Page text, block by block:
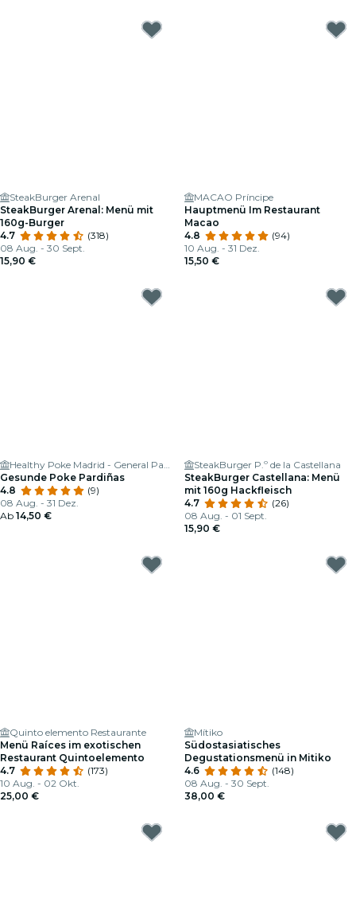
SteakBurger Arenal
SteakBurger Arenal: Menü mit
160g-Burger
4.7
(318)
08 Aug. - 30 Sept.
15,90 €
MACAO Príncipe
Hauptmenü Im Restaurant
Macao
4.8
(94)
10 Aug. - 31 Dez.
15,50 €
Healthy Poke Madrid - General Pardiñas
Gesunde Poke Pardiñas
4.8
(9)
08 Aug. - 31 Dez.
Ab 14,50 €
SteakBurger P.º de la Castellana
SteakBurger Castellana: Menü
mit 160g Hackfleisch
4.7
(26)
08 Aug. - 01 Sept.
15,90 €
Quinto elemento Restaurante
Menü Raíces im exotischen
Restaurant Quintoelemento
4.7
(173)
10 Aug. - 02 Okt.
25,00 €
Mítiko
Südostasiatisches
Degustationsmenü in Mitiko
4.6
(148)
08 Aug. - 30 Sept.
38,00 €